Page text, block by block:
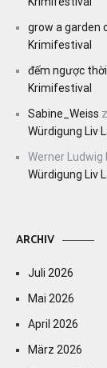
grow a garden
Krimifestival
đếm ngược
Krimifestival
Sabine_Weiss
Würdigung Liv
Werner Ludwig
Würdigung Liv
ARCHIV
Juli 2026
Mai 2026
April 2026
März 2026